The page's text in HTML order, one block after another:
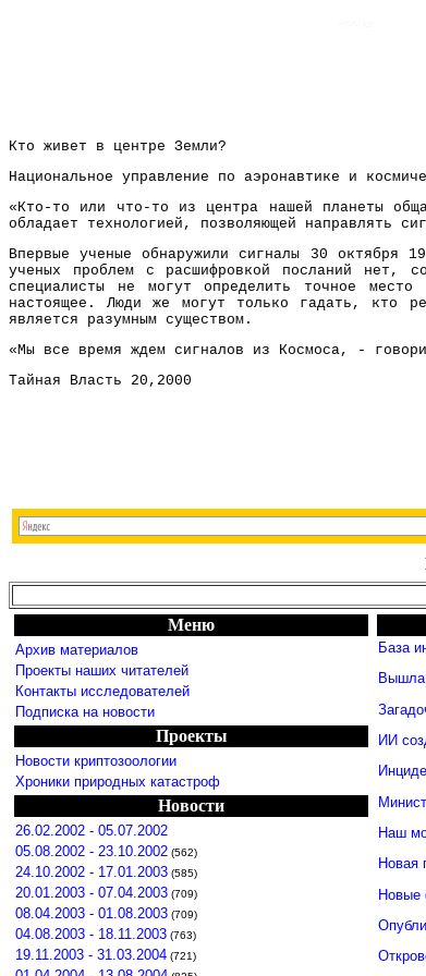
Кто живет в центре Земли?
Национальное управление по аэронавтике и
«Кто-то или что-то из центра нашей планеты
обладает технологией, позволяющей направлять
Впервые ученые обнаружили сигналы 30 октября
ученых проблем с расшифровкой посланий нет,
специалисты не могут определить точное
настоящее. Люди же могут только гадать, кто
является разумным существом.
«Мы все время ждем сигналов из Космоса, -
Тайная Власть 20,2000
Меню
Архив материалов
Проекты наших читателей
Контакты исследователей
Подписка на новости
Проекты
Новости криптозоологии
Хроники природных катастроф
Новости
26.02.2002 - 05.07.2002
05.08.2002 - 23.10.2002 (562)
24.10.2002 - 17.01.2003 (585)
20.01.2003 - 07.04.2003 (709)
08.04.2003 - 01.08.2003 (709)
04.08.2003 - 18.11.2003 (763)
19.11.2003 - 31.03.2004 (721)
База
Вышла
ИИ
Наш
Новая
Новые